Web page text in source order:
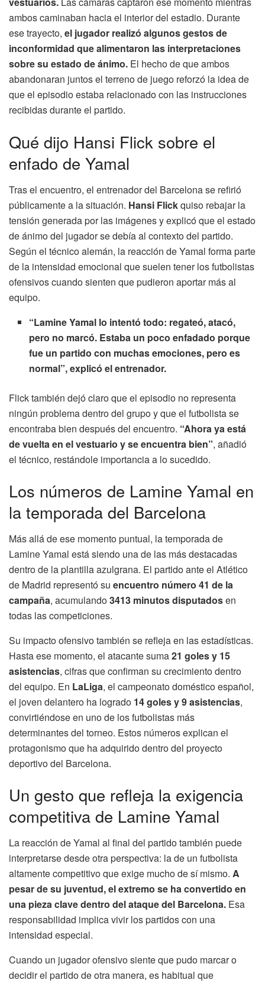
ambos caminaban hacia el interior del estadio. Durante
ese trayecto, el jugador realizó algunos gestos de
inconformidad que alimentaron las interpretaciones
sobre su estado de ánimo. El hecho de que ambos
abandonaran juntos el terreno de juego reforzó la idea de
que el episodio estaba relacionado con las instrucciones
recibidas durante el partido.
Qué dijo Hansi Flick sobre el
enfado de Yamal
Tras el encuentro, el entrenador del Barcelona se refirió
públicamente a la situación. Hansi Flickquiso rebajar la
tensión generada por las imágenes y explicó que el estado
de ánimo del jugador se debía al contexto del partido.
Según el técnico alemán, la reacción de Yamal forma parte
de la intensidad emocional que suelen tener los futbolistas
ofensivos cuando sienten que pudieron aportar más al
equipo.
“Lamine Yamal lo intentó todo: regateó, atacó,
pero no marcó. Estaba un poco enfadado porque
fue un partido con muchas emociones, pero es
normal”, explicó el entrenador.
Flick también dejó claro que el episodio no representa
ningún problema dentro del grupo y que el futbolista se
encontraba bien después del encuentro. “Ahora ya está
de vuelta en el vestuario y se encuentra bien”, añadió
el técnico, restándole importancia a lo sucedido.
Los números de Lamine Yamal en
la temporada del Barcelona
Más allá de ese momento puntual, la temporada de
Lamine Yamal está siendo una de las más destacadas
dentro de la plantilla azulgrana. El partido ante el Atlético
de Madrid representó su encuentro número 41 de la
campaña, acumulando3413 minutos disputadosen
todas las competiciones.
Su impacto ofensivo también se refleja en las estadísticas.
Hasta ese momento, el atacante suma21 goles y 15
asistencias, cifras que confirman su crecimiento dentro
del equipo. En LaLiga, el campeonato doméstico español,
el joven delantero ha logrado 14 goles y 9 asistencias,
convirtiéndose en uno de los futbolistas más
determinantes del torneo. Estos números explican el
protagonismo que ha adquirido dentro del proyecto
deportivo del Barcelona.
Un gesto que refleja la exigencia
competitiva de Lamine Yamal
La reacción de Yamal al final del partido también puede
interpretarse desde otra perspectiva: la de un futbolista
altamente competitivo que exige mucho de sí mismo. A
pesar de su juventud, el extremo se ha convertido en
una pieza clave dentro del ataque del Barcelona. Esa
responsabilidad implica vivir los partidos con una
intensidad especial.
Cuando un jugador ofensivo siente que pudo marcar o
decidir el partido de otra manera, es habitual que